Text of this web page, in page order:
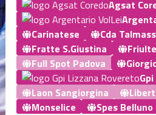
Agsat
Carinatese
Cda
Fratte S.Giustina
Full Spot Padova
Laon Sangiorgina
Monselice
Spes Belluno